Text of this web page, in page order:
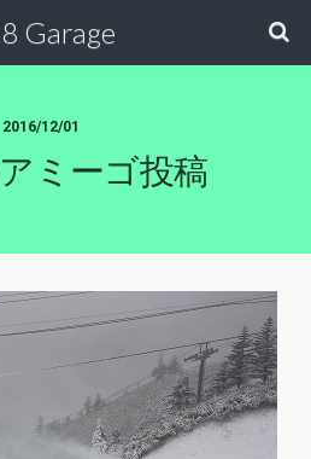
Garage
2016/12/01
ミーゴ投稿